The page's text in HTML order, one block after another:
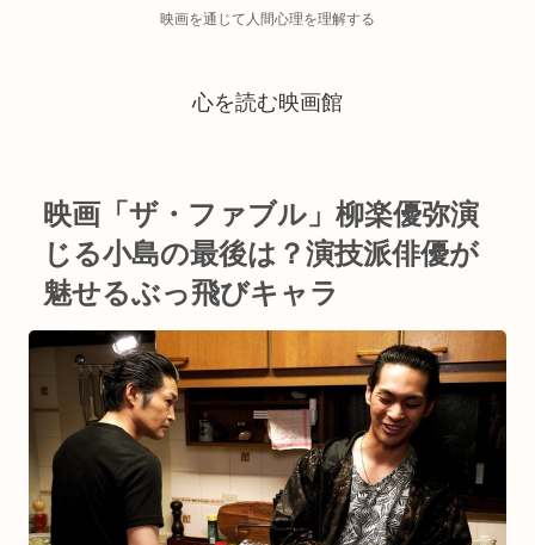
映画を通じて人間心理を理解する
心を読む映画館
映画「ザ・ファブル」柳楽優弥演
じる小島の最後は？演技派俳優が
魅せるぶっ飛びキャラ